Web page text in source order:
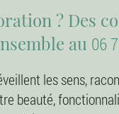
? Des
au 06
les sens,
beauté,